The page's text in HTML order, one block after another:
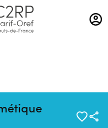
Flux
ONISEP